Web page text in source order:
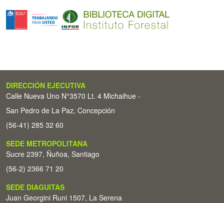
DIRECCIÓN EJECUTIVA
Calle Nueva Uno N°3570 Lt. 4 Michaihue -
San Pedro de La Paz, Concepción
(56-41) 285 32 60
SEDE METROPOLITANA
Sucre 2397, Ñuñoa, Santiago
(56-2) 2366 71 20
SEDE DIAGUITAS
Juan Georgini Runi 1507, La Serena